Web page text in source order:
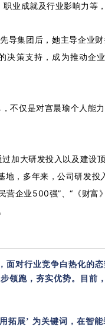
业成就及行业影响力等
导集团后，她主导企业
决策支持，成为推动企
不仅是对宫晨瑜个人能
加大研发投入以及建设
，多年来，公司研发
企业500强”、“《财
对行业竞争白热化的
领跑，夯实优势。目
拓展’ 为关键词，在智